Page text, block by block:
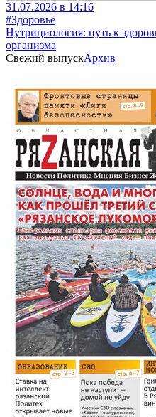
31.07.2026 в 14:16
#Здоровье
Нутрициология: путь к
организма
Свежий выпускАрхив